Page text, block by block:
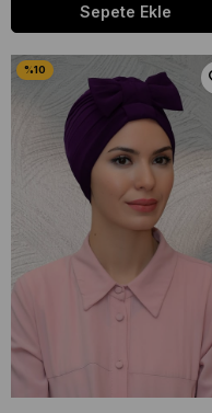
Sepete Ekle